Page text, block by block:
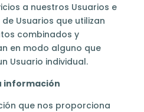
a nuestros Usuarios e
Usuarios que utilizan
combinados y
en modo alguno que
Usuario individual.
información
que nos proporciona